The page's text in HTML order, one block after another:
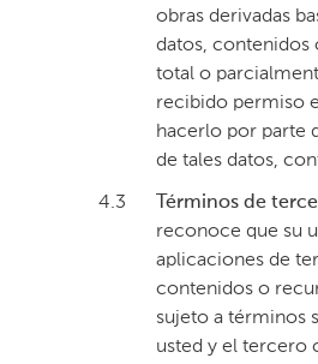
obras derivadas
datos, contenidos
total o
recibido permiso
hacerlo por parte
de tales datos,
4.3 Términos de
reconoce que su
aplicaciones de
contenidos o
sujeto a términos
usted y el tercero